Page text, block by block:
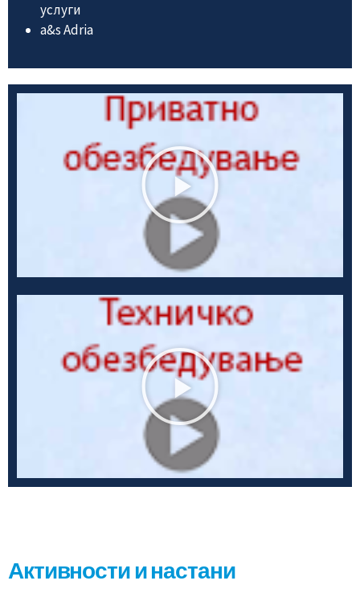
услуги
а&s Adria
Активности и настани